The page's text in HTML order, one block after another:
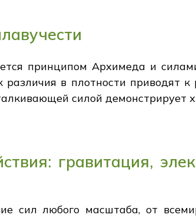
принципом Архимеда и
различия в плотности приводят
силой демонстрирует
гравитация,
сил любого масштаба, от